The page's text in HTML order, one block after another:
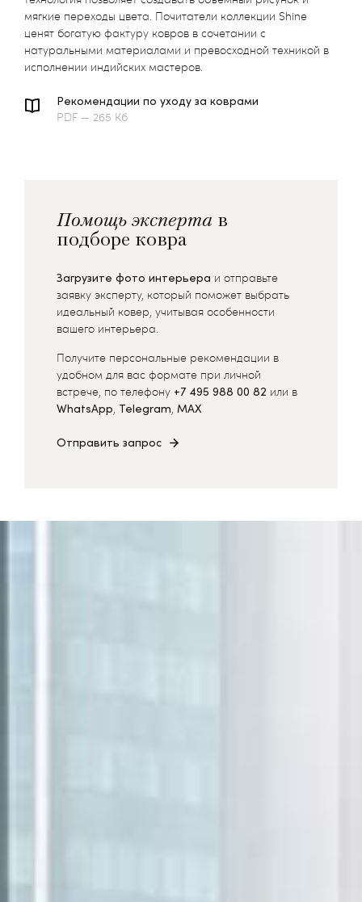
мягкие переходы цвета. Почитатели коллекции Shine
ценят богатую фактуру ковров в сочетании с
натуральными материалами и превосходной техникой в
исполнении индийских мастеров.
Рекомендации по уходу за коврами
PDF — 265 Кб
Помощь эксперта в
подборе ковра
Загрузите фото интерьера и отправьте
заявку эксперту, который поможет выбрать
идеальный ковер, учитывая особенности
вашего интерьера.
Получите персональные рекомендации в
удобном для вас формате при личной
встрече, по телефону +7 495 988 00 82 или в
WhatsApp, Telegram, MAX
Отправить запрос